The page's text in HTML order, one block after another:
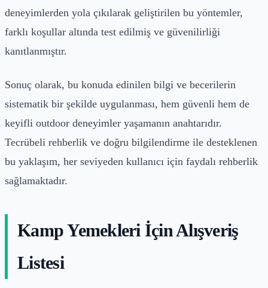
deneyimlerden yola çıkılarak geliştirilen bu yöntemler,
farklı koşullar altında test edilmiş ve güvenilirliği
kanıtlanmıştır.
Sonuç olarak, bu konuda edinilen bilgi ve becerilerin
sistematik bir şekilde uygulanması, hem güvenli hem de
keyifli outdoor deneyimler yaşamanın anahtarıdır.
Tecrübeli rehberlik ve doğru bilgilendirme ile desteklenen
bu yaklaşım, her seviyeden kullanıcı için faydalı rehberlik
sağlamaktadır.
Kamp Yemekleri İçin Alışveriş
Listesi